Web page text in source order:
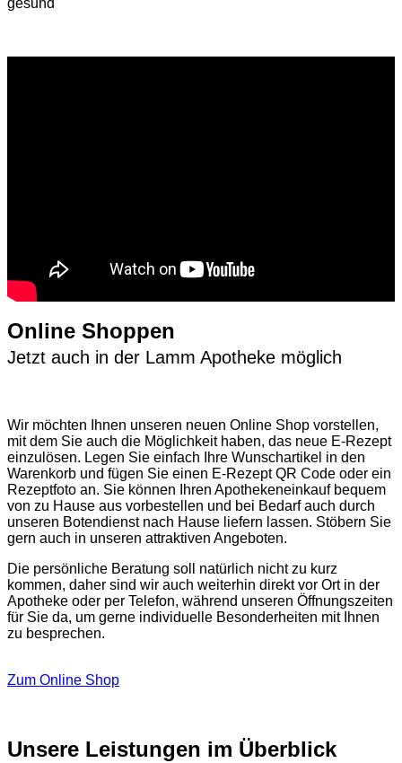
Online Shoppen
Jetzt auch in der Lamm Apotheke möglich
Wir möchten Ihnen unseren neuen Online Shop vorstellen,
mit dem Sie auch die Möglichkeit haben, das neue E-Rezept
einzulösen. Legen Sie einfach Ihre Wunschartikel in den
Warenkorb und fügen Sie einen E-Rezept QR Code oder ein
Rezeptfoto an. Sie können Ihren Apothekeneinkauf bequem
von zu Hause aus vorbestellen und bei Bedarf auch durch
unseren Botendienst nach Hause liefern lassen. Stöbern Sie
gern auch in unseren attraktiven Angeboten.
Die persönliche Beratung soll natürlich nicht zu kurz
kommen, daher sind wir auch weiterhin direkt vor Ort in der
Apotheke oder per Telefon, während unseren Öffnungszeiten
für Sie da, um gerne individuelle Besonderheiten mit Ihnen
zu besprechen.
Zum Online Shop
Unsere Leistungen im Überblick